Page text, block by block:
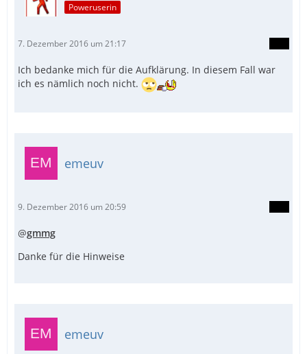
FileClose($file)
Poweruserin
7. Dezember 2016 um 21:17
Ich bedanke mich für die Aufklärung. In diesem Fall war
ich es nämlich noch nicht.
emeuv
9. Dezember 2016 um 20:59
@gmmg
Danke für die Hinweise
emeuv